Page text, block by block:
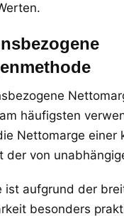
häufigsten
Nettomarge einer
der von
ist aufgrund der
besonders